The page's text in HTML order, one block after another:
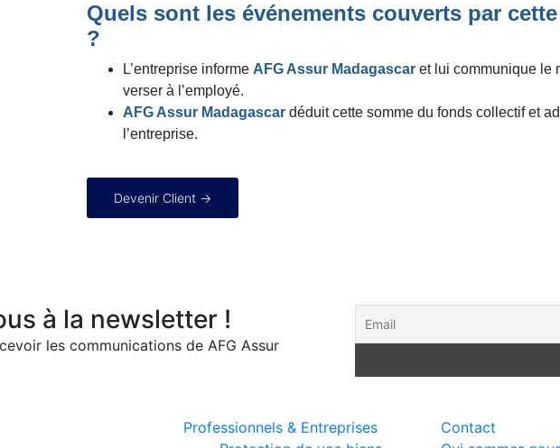
Quels sont les événements couverts par
?
L’entreprise informe AFG Assur Madagascaret lui communique le
verser à l’employé.
AFG Assur Madagascar déduit cette somme du fonds collectif et
l’entreprise.
Devenir Client →
à la newsletter !
les communications de AFG Assur
Professionnels & Entreprises
Contact